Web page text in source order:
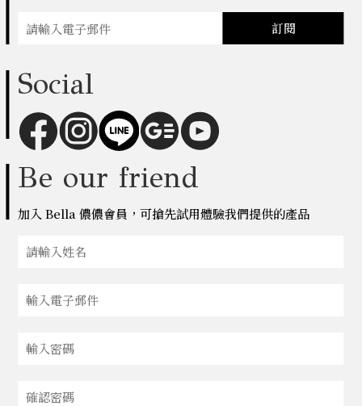
訂閱
Social
Be our friend
加入 Bella 儂儂會員，可搶先試用體驗我們提供的產品